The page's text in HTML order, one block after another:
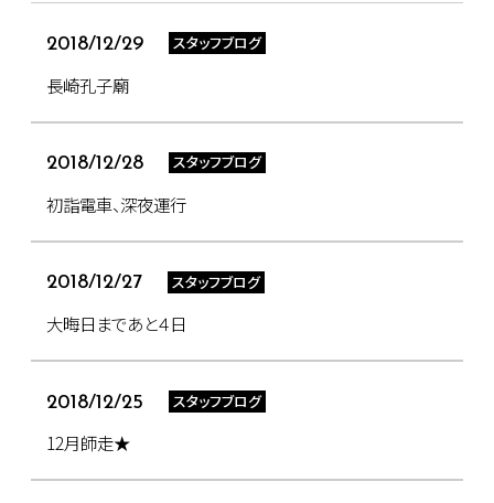
2018/12/29 スタッフブログ
長崎孔子廟
2018/12/28 スタッフブログ
初詣電車、深夜運行
2018/12/27 スタッフブログ
大晦日まであと４日
2018/12/25 スタッフブログ
12月師走★